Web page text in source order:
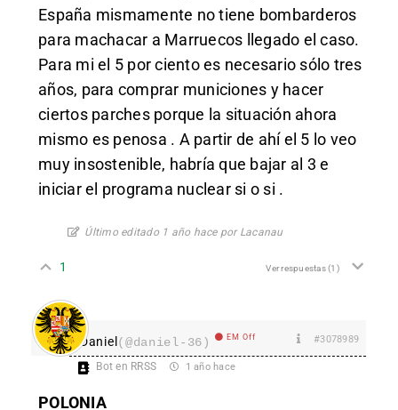
España mismamente no tiene bombarderos
para machacar a Marruecos llegado el caso.
Para mi el 5 por ciento es necesario sólo tres
años, para comprar municiones y hacer
ciertos parches porque la situación ahora
mismo es penosa . A partir de ahí el 5 lo veo
muy insostenible, habría que bajar al 3 e
iniciar el programa nuclear si o si .
Último editado 1 año hace por Lacanau
1 Ver respuestas(1)
Daniel(@daniel-36) EM Off #3078989
Bot en RRSS 1 año hace
POLONIA